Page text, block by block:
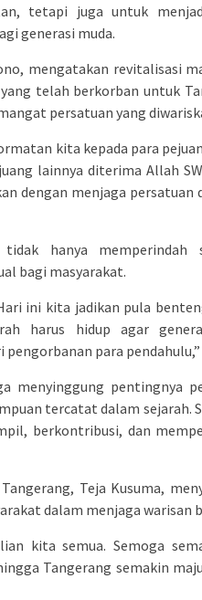
tetapi juga untuk
generasi muda.
mengatakan revitalisasi
telah berkorban untuk
persatuan yang
kita kepada para
lainnya diterima Allah
dengan menjaga persatuan
tidak hanya memperindah
bagi masyarakat.
ini kita jadikan pula
harus hidup agar
para pendahulu,”
menyinggung pentingnya
tercatat dalam sejarah.
berkontribusi, dan
Teja Kusuma,
dalam menjaga warisan
kita semua. Semoga
Tangerang semakin